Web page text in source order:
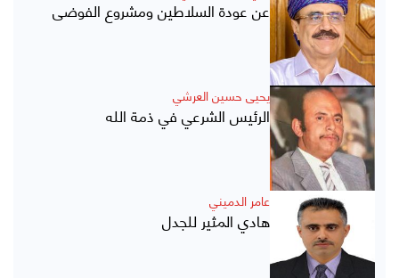
عن عودة السلاطين ومشروع الفوضى
يحيى حسين العرشي
الرئيس الشرعي في ذمة الله
عامر الدميني
هادي المثير للجدل